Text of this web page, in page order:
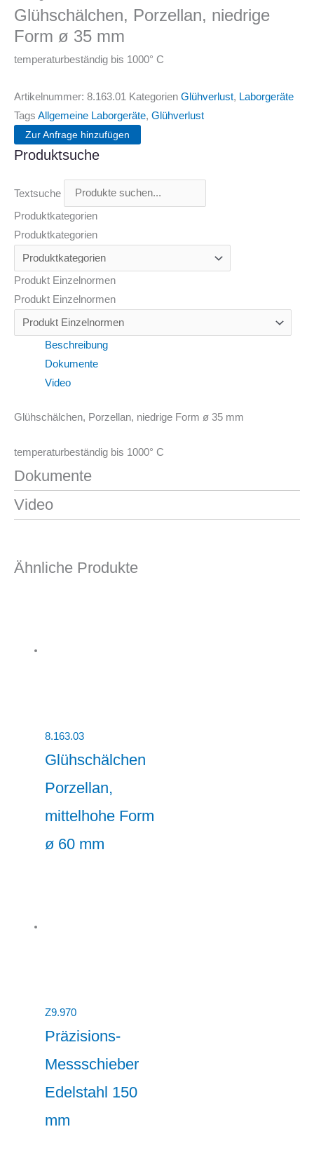
Glühschälchen, Porzellan, niedrige
Form ø 35 mm
temperaturbeständig bis 1000° C
Artikelnummer: 8.163.01 Kategorien Glühverlust, Laborgeräte
Tags Allgemeine Laborgeräte, Glühverlust
Zur Anfrage hinzufügen
Produktsuche
Textsuche
Produktkategorien
Produktkategorien
Produkt Einzelnormen
Produkt Einzelnormen
Beschreibung
Dokumente
Video
Glühschälchen, Porzellan, niedrige Form ø 35 mm
temperaturbeständig bis 1000° C
Dokumente
Video
Ähnliche Produkte
8.163.03
Glühschälchen
Porzellan,
mittelhohe Form
ø 60 mm
Z9.970
Präzisions-
Messschieber
Edelstahl 150
mm